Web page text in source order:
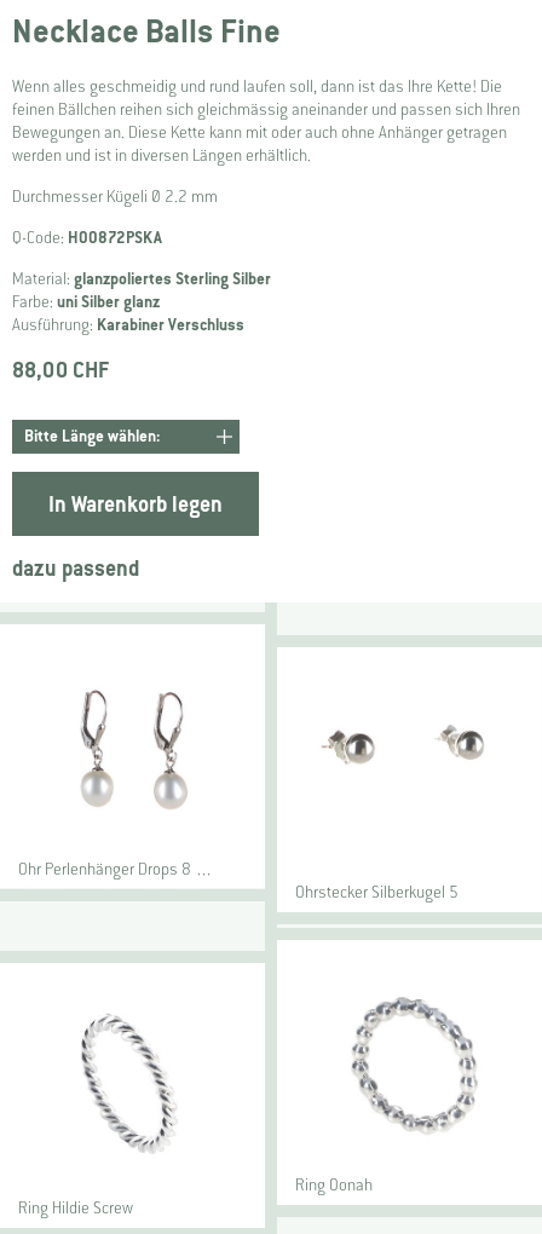
Necklace Balls Fine
Wenn alles geschmeidig und rund laufen soll, dann ist das Ihre Kette! Die
feinen Bällchen reihen sich gleichmässig aneinander und passen sich Ihren
Bewegungen an. Diese Kette kann mit oder auch ohne Anhänger getragen
werden und ist in diversen Längen erhältlich.
Durchmesser Kügeli Ø 2.2 mm
Q-Code: H00872PSKA
Material: glanzpoliertes Sterling Silber
Farbe: uni Silber glanz
Ausführung: Karabiner Verschluss
88,00 CHF
In Warenkorb legen
dazu passend
Ohr Perlenhänger Drops 8 …
Ohrstecker Silberkugel 5
Ring Hildie Screw
Ring Oonah